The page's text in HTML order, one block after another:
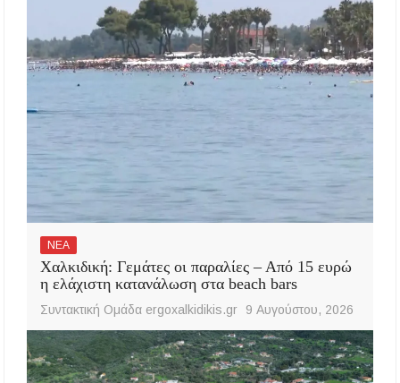
ΝΕΑ
Χαλκιδική: Γεμάτες οι παραλίες – Από 15 ευρώ
η ελάχιστη κατανάλωση στα beach bars
Συντακτική Ομάδα ergoxalkidikis.gr 9 Αυγούστου, 2026